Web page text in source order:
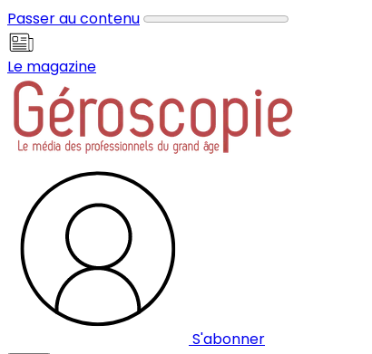
Passer au contenu
Le magazine
S'abonner
Panneau de gestion des cookies